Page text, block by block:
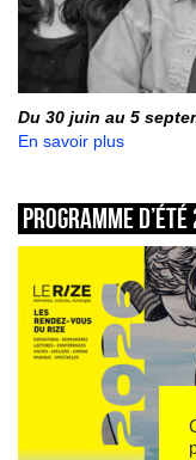
Du 30 juin au 5
En savoir plus
Programme d’été